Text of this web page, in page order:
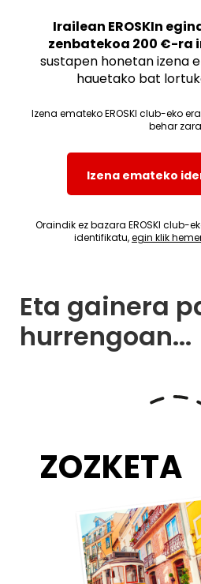
Irailean EROSKIn
zenbatekoa 200 €-ra
sustapen honetan izena
hauetako bat
Izena emateko EROSKI club-eko
behar
Izena emateko
Oraindik ez bazara EROSKI club-
identifikatu,egin klik
Eta gainera
hurrengoan...
ZOZKETA